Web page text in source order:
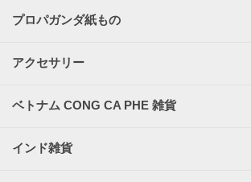
プロパガンダ紙もの
アクセサリー
ベトナム CONG CA PHE 雑貨
インド雑貨